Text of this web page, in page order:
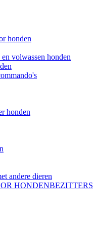
honden
volwassen honden
honden
andere dieren
HONDENBEZITTERS